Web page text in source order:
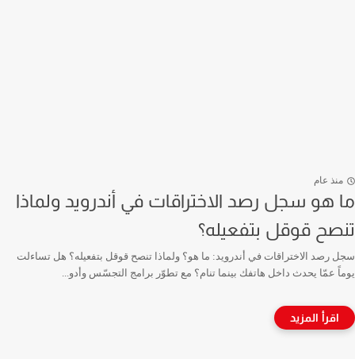
منذ عام
ما هو سجل رصد الاختراقات في أندرويد ولماذا
تنصح قوقل بتفعيله؟
سجل رصد الاختراقات في أندرويد: ما هو؟ ولماذا تنصح قوقل بتفعيله؟ هل تساءلت
يوماً عمّا يحدث داخل هاتفك بينما تنام؟ مع تطوّر برامج التجسّس وأدو...